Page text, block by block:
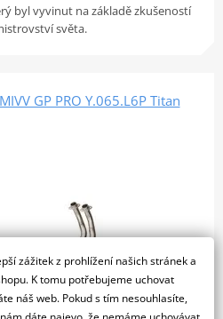
byl vyvinut na základě zkušeností
světa.
GP PRO Y.065.L6P Titan
zážitek z prohlížení našich stránek a
K tomu potřebujeme uchovat
náš web. Pokud s tím nesouhlasíte,